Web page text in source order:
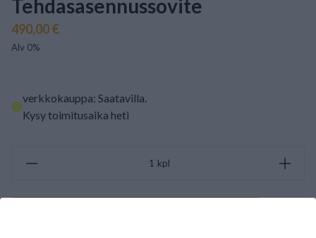
Tehdasasennussovite
490,00 €
Alv 0%
verkkokauppa: Saatavilla.
Kysy toimitusaika heti
kpl